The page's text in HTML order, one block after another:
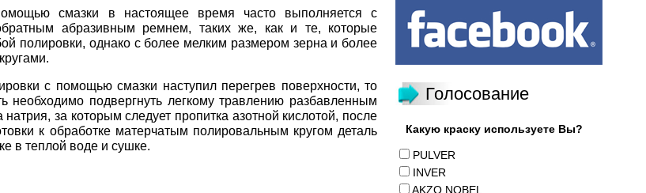
смазки в настоящее время часто выполняется с
абразивным ремнем, таких же, как и те, которые
полировки, однако с более мелким размером зерна и более
с помощью смазки наступил перегрев поверхности, то
необходимо подвергнуть легкому травлению разбавленным
натрия, за которым следует пропитка азотной кислотой, после
к обработке матерчатым полировальным кругом деталь
в теплой воде и сушке.
Голосование
Какую краску используете Вы?
PULVER
INVER
AKZO NOBEL